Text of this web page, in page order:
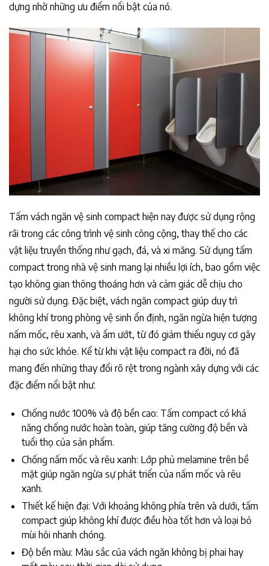
dựng nhờ những ưu điểm nổi bật của nó.
Tấm vách ngăn vệ sinh compact hiện nay được sử dụng rộng
rãi trong các công trình vệ sinh công cộng, thay thế cho các
vật liệu truyền thống như gạch, đá, và xi măng. Sử dụng tấm
compact trong nhà vệ sinh mang lại nhiều lợi ích, bao gồm việc
tạo không gian thông thoáng hơn và cảm giác dễ chịu cho
người sử dụng. Đặc biệt, vách ngăn compact giúp duy trì
không khí trong phòng vệ sinh ổn định, ngăn ngừa hiện tượng
nấm mốc, rêu xanh, và ẩm ướt, từ đó giảm thiểu nguy cơ gây
hại cho sức khỏe. Kể từ khi vật liệu compact ra đời, nó đã
mang đến những thay đổi rõ rệt trong ngành xây dựng với các
đặc điểm nổi bật như:
Chống nước 100% và độ bền cao: Tấm compact có khả
năng chống nước hoàn toàn, giúp tăng cường độ bền và
tuổi thọ của sản phẩm.
Chống nấm mốc và rêu xanh: Lớp phủ melamine trên bề
mặt giúp ngăn ngừa sự phát triển của nấm mốc và rêu
xanh.
Thiết kế hiện đại: Với khoảng không phía trên và dưới, tấm
compact giúp không khí được điều hòa tốt hơn và loại bỏ
mùi hôi nhanh chóng.
Độ bền màu: Màu sắc của vách ngăn không bị phai hay